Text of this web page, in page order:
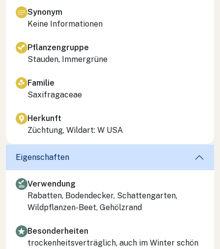
Synonym
Keine Informationen
Pflanzengruppe
Stauden, Immergrüne
Familie
Saxifragaceae
Herkunft
Züchtung, Wildart: W USA
Eigenschaften
Verwendung
Rabatten, Bodendecker, Schattengarten,
Wildpflanzen-Beet, Gehölzrand
Besonderheiten
trockenheitsverträglich, auch im Winter schön